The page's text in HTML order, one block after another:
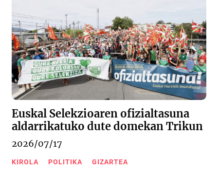
Euskal Selekzioaren ofizialtasuna
aldarrikatuko dute domekan Trikun
2026/07/17
KIROLA POLITIKA GIZARTEA